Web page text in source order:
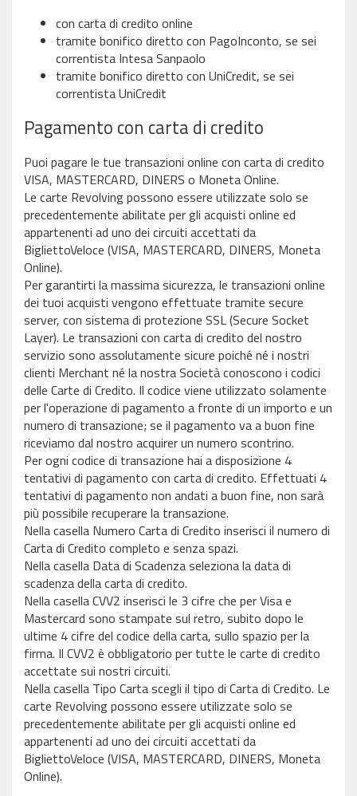
con carta di credito online
tramite bonifico diretto con PagoInconto, se sei
correntista Intesa Sanpaolo
tramite bonifico diretto con UniCredit, se sei
correntista UniCredit
Pagamento con carta di credito
Puoi pagare le tue transazioni online con carta di credito
VISA, MASTERCARD, DINERS o Moneta Online.
Le carte Revolving possono essere utilizzate solo se
precedentemente abilitate per gli acquisti online ed
appartenenti ad uno dei circuiti accettati da
BigliettoVeloce (VISA, MASTERCARD, DINERS, Moneta
Online).
Per garantirti la massima sicurezza, le transazioni online
dei tuoi acquisti vengono effettuate tramite secure
server, con sistema di protezione SSL (Secure Socket
Layer). Le transazioni con carta di credito del nostro
servizio sono assolutamente sicure poiché né i nostri
clienti Merchant né la nostra Società conoscono i codici
delle Carte di Credito. Il codice viene utilizzato solamente
per l'operazione di pagamento a fronte di un importo e un
numero di transazione; se il pagamento va a buon fine
riceviamo dal nostro acquirer un numero scontrino.
Per ogni codice di transazione hai a disposizione 4
tentativi di pagamento con carta di credito. Effettuati 4
tentativi di pagamento non andati a buon fine, non sarà
più possibile recuperare la transazione.
Nella casella Numero Carta di Credito inserisci il numero di
Carta di Credito completo e senza spazi.
Nella casella Data di Scadenza seleziona la data di
scadenza della carta di credito.
Nella casella CVV2 inserisci le 3 cifre che per Visa e
Mastercard sono stampate sul retro, subito dopo le
ultime 4 cifre del codice della carta, sullo spazio per la
firma. Il CVV2 è obbligatorio per tutte le carte di credito
accettate sui nostri circuiti.
Nella casella Tipo Carta scegli il tipo di Carta di Credito. Le
carte Revolving possono essere utilizzate solo se
precedentemente abilitate per gli acquisti online ed
appartenenti ad uno dei circuiti accettati da
BigliettoVeloce (VISA, MASTERCARD, DINERS, Moneta
Online).